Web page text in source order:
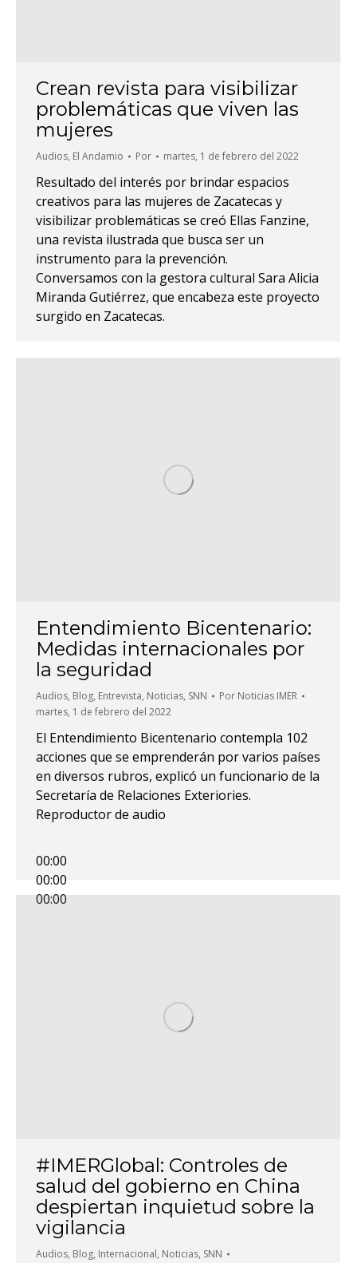
Crean revista para visibilizar
problemáticas que viven las
mujeres
Audios, El Andamio Por martes, 1 de febrero del 2022
Resultado del interés por brindar espacios
creativos para las mujeres de Zacatecas y
visibilizar problemáticas se creó Ellas Fanzine,
una revista ilustrada que busca ser un
instrumento para la prevención.
Conversamos con la gestora cultural Sara Alicia
Miranda Gutiérrez, que encabeza este proyecto
surgido en Zacatecas.
Entendimiento Bicentenario:
Medidas internacionales por
la seguridad
Audios, Blog, Entrevista, Noticias, SNN Por Noticias IMER
martes, 1 de febrero del 2022
El Entendimiento Bicentenario contempla 102
acciones que se emprenderán por varios países
en diversos rubros, explicó un funcionario de la
Secretaría de Relaciones Exteriories.
Reproductor de audio
00:00
00:00
00:00
#IMERGlobal: Controles de
salud del gobierno en China
despiertan inquietud sobre la
vigilancia
Audios, Blog, Internacional, Noticias, SNN